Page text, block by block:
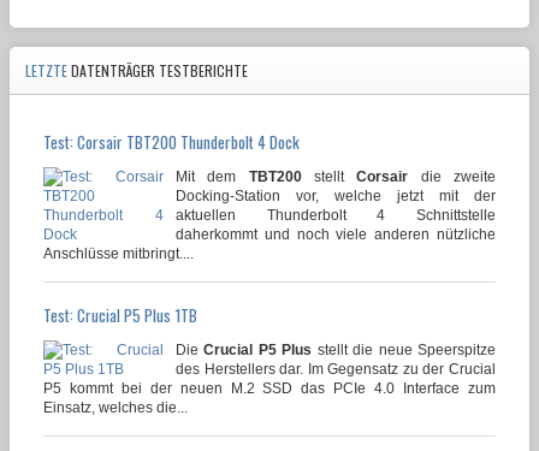
LETZTEDATENTRÄGER TESTBERICHTE
Test: Corsair TBT200 Thunderbolt 4 Dock
Mit dem TBT200stelltCorsair die zweite
Docking-Station vor, welche jetzt mit der
aktuellen Thunderbolt 4 Schnittstelle
daherkommt und noch viele anderen nützliche
Anschlüsse mitbringt....
Test: Crucial P5 Plus 1TB
DieCrucial P5 Plus stellt die neue Speerspitze
des Herstellers dar. Im Gegensatz zu der Crucial
P5 kommt bei der neuen M.2 SSD das PCIe 4.0 Interface zum
Einsatz, welches die...